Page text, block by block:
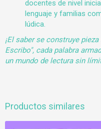
docentes de nivel
lenguaje y familias
lúdica.
¡El saber se construye
Escribo", cada palabra
un mundo de lectura sin
Productos similares